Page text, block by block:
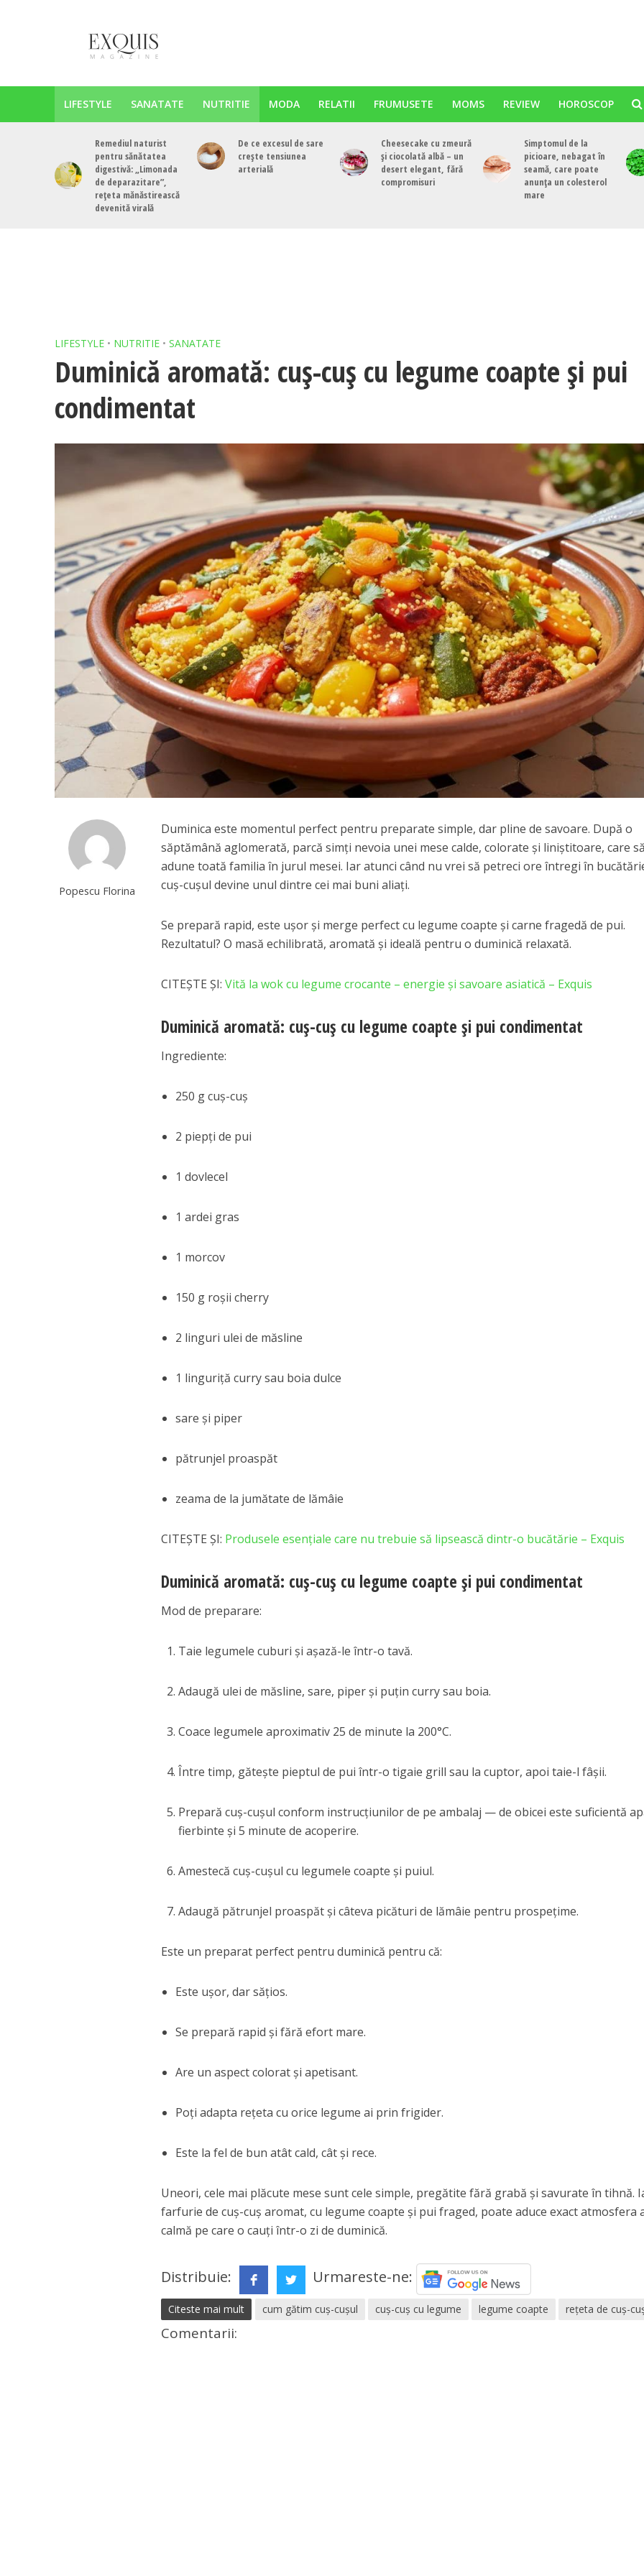
LIFESTYLE SANATATE NUTRITIE MODA RELATII FRUMUSETE MOMS REVIEW HOROSCOP
Remediul naturist
pentru sănătatea
digestivă: „Limonada
de deparazitare”,
rețeta mănăstirească
devenită virală
De ce excesul de sare
crește tensiunea
arterială
Cheesecake cu zmeură
și ciocolată albă – un
desert elegant, fără
compromisuri
Simptomul de la
picioare, nebagat în
seamă, care poate
anunța un colesterol
mare
LIFESTYLE • NUTRITIE • SANATATE
Duminică aromată: cuș-cuș cu legume coapte și pui
condimentat
Popescu Florina
Duminica este momentul perfect pentru preparate simple, dar pline de savoare. După o
săptămână aglomerată, parcă simți nevoia unei mese calde, colorate și liniștitoare, care
adune toată familia în jurul mesei. Iar atunci când nu vrei să petreci ore întregi în
cuș-cușul devine unul dintre cei mai buni aliați.
Se prepară rapid, este ușor și merge perfect cu legume coapte și carne fragedă de pui.
Rezultatul? O masă echilibrată, aromată și ideală pentru o duminică relaxată.
CITEȘTE ȘI:Vită la wok cu legume crocante – energie și savoare asiatică – Exquis
Duminică aromată: cuș-cuș cu legume coapte și pui condimentat
Ingrediente:
250 g cuș-cuș
2 piepți de pui
1 dovlecel
1 ardei gras
1 morcov
150 g roșii cherry
2 linguri ulei de măsline
1 linguriță curry sau boia dulce
sare și piper
pătrunjel proaspăt
zeama de la jumătate de lămâie
CITEȘTE ȘI: Produsele esențiale care nu trebuie să lipsească dintr-o bucătărie – Exquis
Duminică aromată: cuș-cuș cu legume coapte și pui condimentat
Mod de preparare:
Taie legumele cuburi și așază-le într-o tavă.
Adaugă ulei de măsline, sare, piper și puțin curry sau boia.
Coace legumele aproximativ 25 de minute la 200°C.
Între timp, gătește pieptul de pui într-o tigaie grill sau la cuptor, apoi taie-l fâșii.
Prepară cuș-cușul conform instrucțiunilor de pe ambalaj — de obicei este suficientă
fierbinte și 5 minute de acoperire.
Amestecă cuș-cușul cu legumele coapte și puiul.
Adaugă pătrunjel proaspăt și câteva picături de lămâie pentru prospețime.
Este un preparat perfect pentru duminică pentru că:
Este ușor, dar sățios.
Se prepară rapid și fără efort mare.
Are un aspect colorat și apetisant.
Poți adapta rețeta cu orice legume ai prin frigider.
Este la fel de bun atât cald, cât și rece.
Uneori, cele mai plăcute mese sunt cele simple, pregătite fără grabă și savurate în tihnă.
farfurie de cuș-cuș aromat, cu legume coapte și pui fraged, poate aduce exact atmosfera
calmă pe care o cauți într-o zi de duminică.
Distribuie: Urmareste-ne:
Citeste mai mult cum gătim cuș-cușul cuș-cuș cu legume legume coapte rețeta de cuș-
Comentarii: